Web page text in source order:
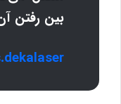
بین رفتن